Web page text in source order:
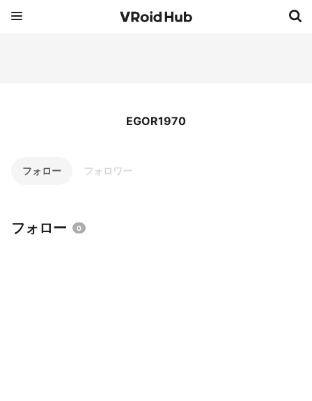
EGOR1970
フォロー フォロワー
フォロー 0